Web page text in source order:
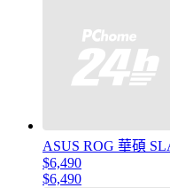
ASUS ROG 華碩
$6,490
$6,490